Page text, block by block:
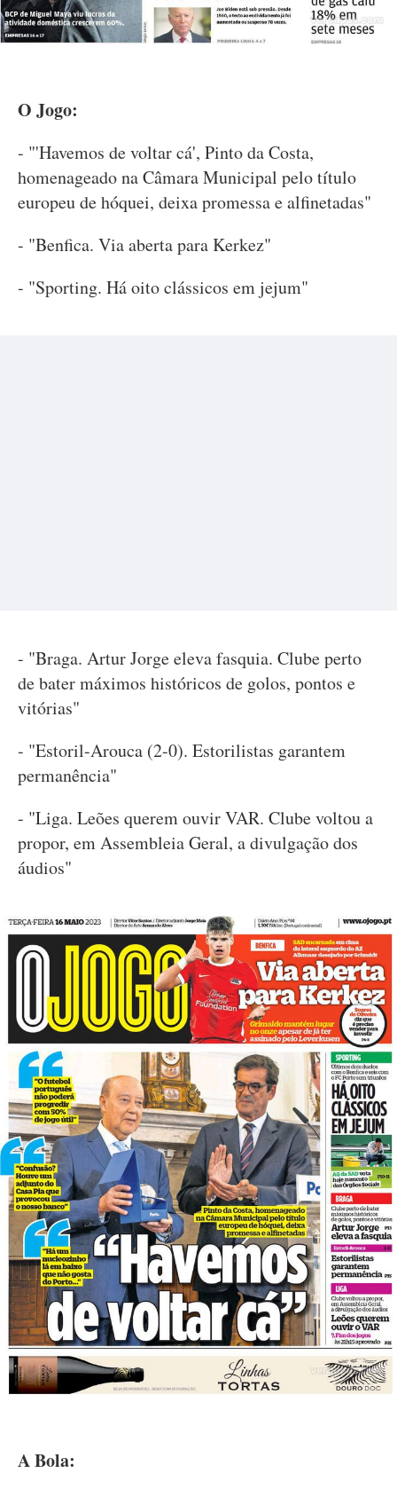
O Jogo:
- "'Havemos de voltar cá', Pinto da Costa,
homenageado na Câmara Municipal pelo título
europeu de hóquei, deixa promessa e alfinetadas"
- "Benfica. Via aberta para Kerkez"
- "Sporting. Há oito clássicos em jejum"
- "Braga. Artur Jorge eleva fasquia. Clube perto
de bater máximos históricos de golos, pontos e
vitórias"
- "Estoril-Arouca (2-0). Estorilistas garantem
permanência"
- "Liga. Leões querem ouvir VAR. Clube voltou a
propor, em Assembleia Geral, a divulgação dos
áudios"
A Bola: